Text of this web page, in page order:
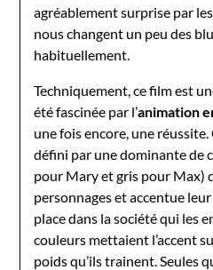
agréablement surprise par
nous changent un peu des
habituellement.
Techniquement, ce film est
été fascinée par l’animation
une fois encore, une
défini par une dominante de
pour Mary et gris pour Max)
personnages et accentue
place dans la société qui les
couleurs mettaient l’accent
poids qu’ils trainent. Seules